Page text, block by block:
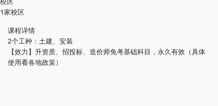
1家校区
课程详情
2个工种：土建、安装
【效力】升资质、招投标、造价师免考基础科目，永久有效（具体
使用看各地政策）